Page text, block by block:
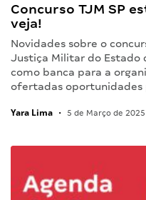
Concurso TJM SP
veja!
Novidades sobre o
Justiça Militar do Estado
como banca para a
ofertadas oportunidades
Yara Lima • 5 de Março de 2025